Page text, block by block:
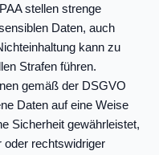
stellen strenge
Daten, auch
kann zu
Strafen führen.
gemäß der DSGVO
Daten auf eine Weise
Sicherheit gewährleistet,
oder rechtswidriger